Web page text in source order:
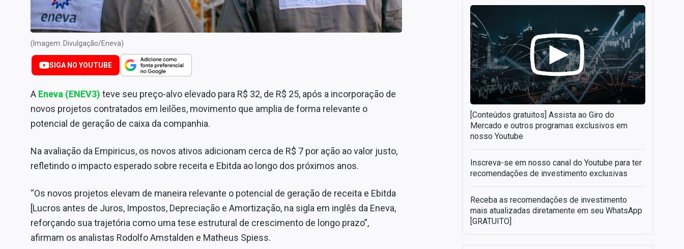
Internacional
Marketing
Tecnologia
Conteúdo de Marca
Expediente
Contato
(Imagem: Divulgação/Eneva)
SIGA NO YOUTUBE
A Eneva (ENEV3) teve seu preço-alvo elevado para R$ 32, de R$ 25, após a incorporação de
novos projetos contratados em leilões, movimento que amplia de forma relevante o
potencial de geração de caixa da companhia.
Na avaliação da Empiricus, os novos ativos adicionam cerca de R$ 7 por ação ao valor justo,
refletindo o impacto esperado sobre receita e Ebitda ao longo dos próximos anos.
“Os novos projetos elevam de maneira relevante o potencial de geração de receita e Ebitda
[Lucros antes de Juros, Impostos, Depreciação e Amortização, na sigla em inglês da Eneva,
reforçando sua trajetória como uma tese estrutural de crescimento de longo prazo”,
afirmam os analistas Rodolfo Amstalden e Matheus Spiess.
[Conteúdos gratuitos] Assista ao Giro do
Mercado e outros programas exclusivos em
nosso Youtube
Inscreva-se em nosso canal do Youtube para ter
recomendações de investimento exclusivas
Receba as recomendações de investimento
mais atualizadas diretamente em seu WhatsApp
[GRATUITO]